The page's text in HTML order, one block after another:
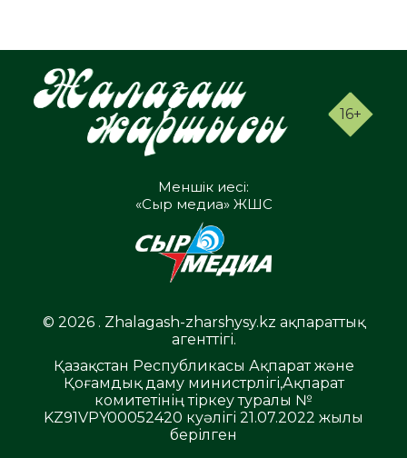
16+
Меншік иесі:
«Сыр медиа» ЖШС
© 2026 . Zhalagash-zharshysy.kz ақпараттық
агенттігі.
Қазақстан Республикасы Ақпарат және
Қоғамдық даму министрлігі,Ақпарат
комитетінің тіркеу туралы №
KZ91VPY00052420 куәлігі 21.07.2022 жылы
берілген